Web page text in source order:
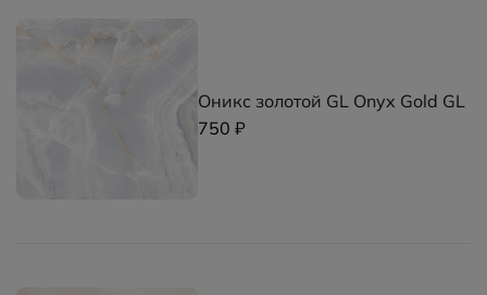
Оникс золотой GL Onyx Gold GL
750 ₽